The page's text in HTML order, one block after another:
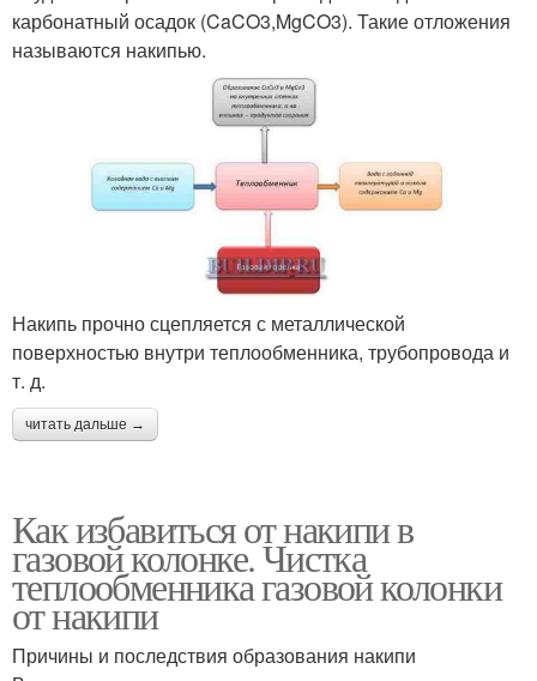
карбонатный осадок (CaCO3,MgCO3). Такие отложения
называются накипью.
Накипь прочно сцепляется с металлической
поверхностью внутри теплообменника, трубопровода и
т. д.
читать дальше →
Как избавиться от накипи в
газовой колонке. Чистка
теплообменника газовой колонки
от накипи
Причины и последствия образования накипи